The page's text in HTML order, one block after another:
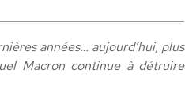
années… aujourd’hui, plus
Macron continue à détruire